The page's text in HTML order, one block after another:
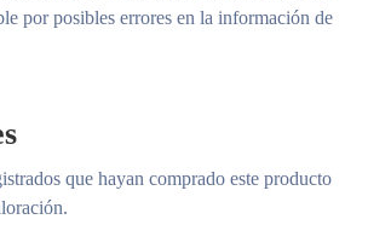
por posibles errores en la información de
que hayan comprado este producto